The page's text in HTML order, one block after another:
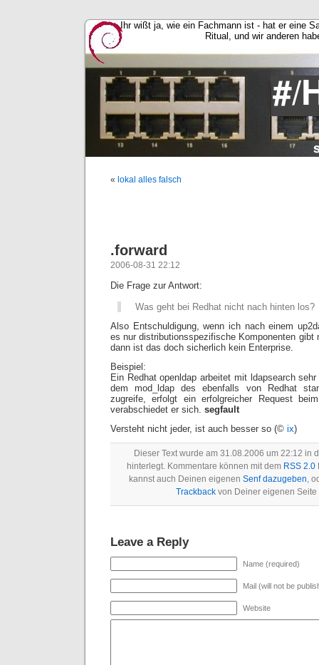
Ihr wißt ja, wie ein Fachmann ist - hat er eine
Ritual, und wir anderen
« lokal alles falsch
.forward
2006-08-31 22:12
Die Frage zur Antwort:
Was geht bei Redhat nicht nach hinten los?
Also Entschuldigung, wenn ich nach einem
es nur distributionsspezifische Komponenten gibt
dann ist das doch sicherlich kein Enterprise.
Beispiel:
Ein Redhat openldap arbeitet mit ldapsearch
dem mod_ldap des ebenfalls von Redhat
zugreife, erfolgt ein erfolgreicher Request
verabschiedet er sich. segfault
Versteht nicht jeder, ist auch besser so (© ix)
Dieser Text wurde am 31.08.2006 um 22:12 in
hinterlegt. Kommentare können mit dem RSS 2.0
kannst auch Deinen eigenen Senf dazugeben,
Trackback von Deiner eigenen Seite
Leave a Reply
Name (required)
Mail (will not be
Website